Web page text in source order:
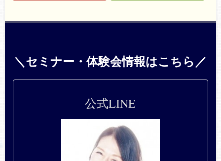
＼セミナー・体験会情報はこちら／
公式LINE